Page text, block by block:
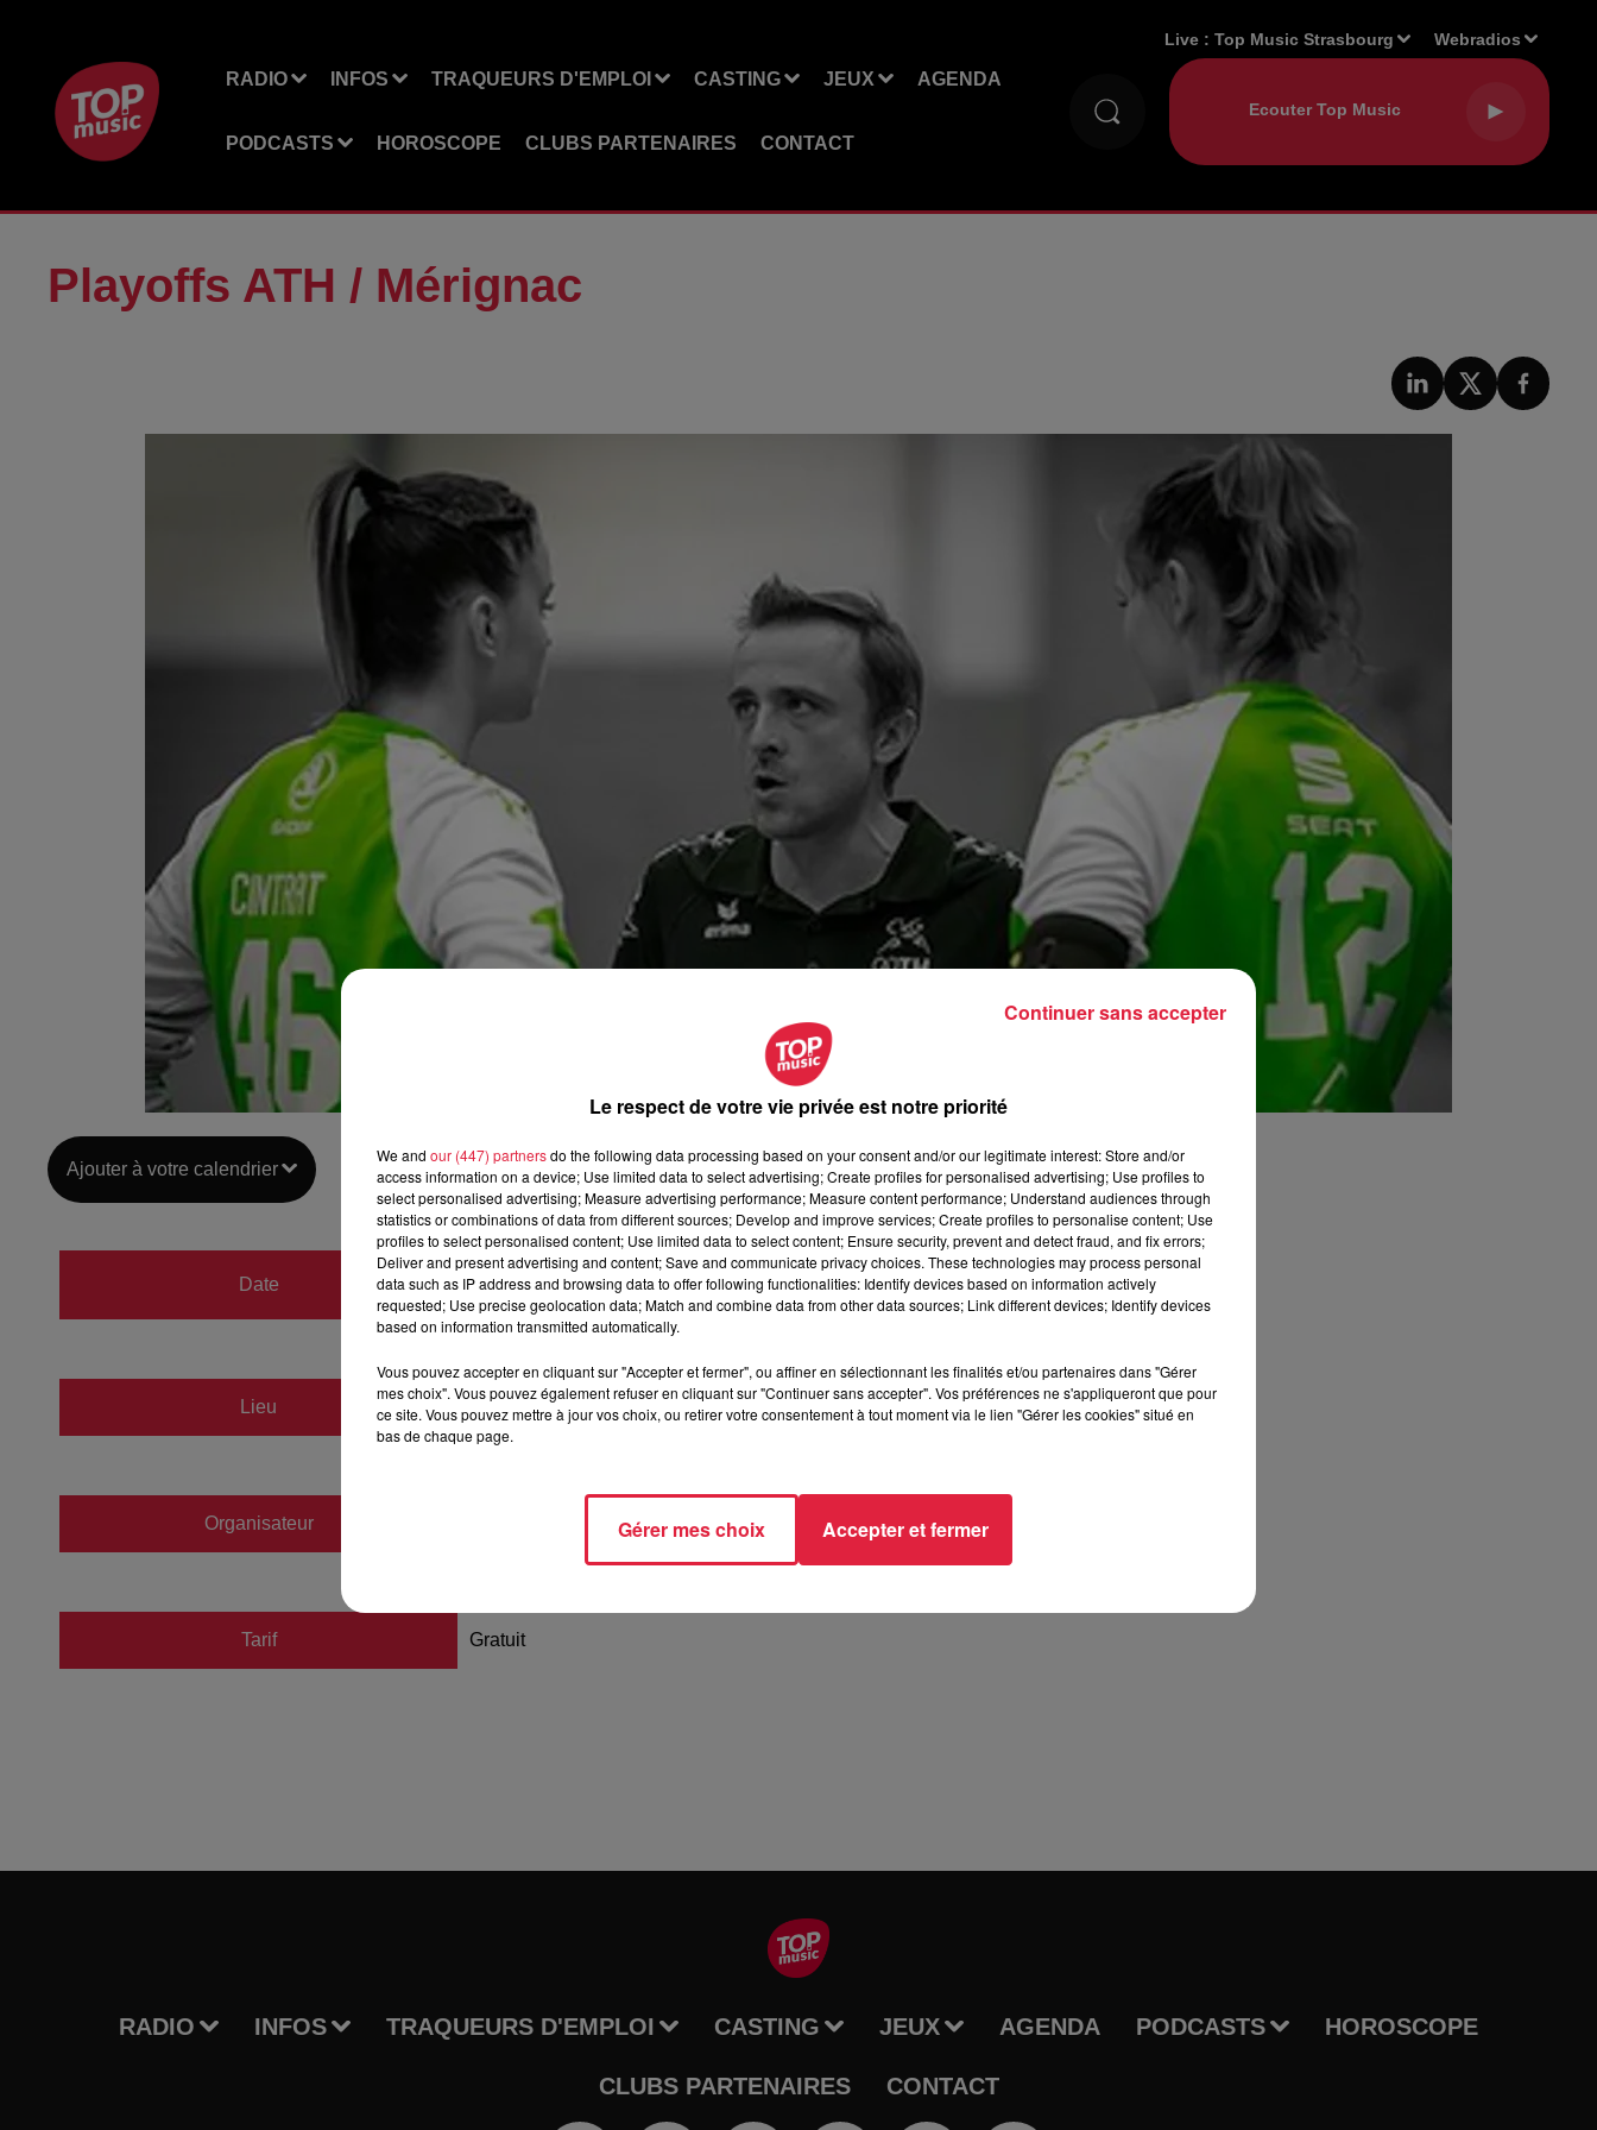
RADIO INFOS TRAQUEURS D'EMPLOI CASTING JEUX AGENDA
PODCASTS HOROSCOPE CLUBS PARTENAIRES CONTACT
Live :Top Music Strasbourg Webradios
Playoffs ATH / Mérignac
Ajouter à votre calendrier
Date
du27 avril 2019 à 0h00
au27 avril 2019 à 0h00
Lieu Centre Sportif TRUCHTERSHEIM (67)
Organisateur https://www.facebook.com/events/259351874958515/
Tarif Gratuit
RADIO INFOS TRAQUEURS D'EMPLOI CASTING JEUX AGENDA PODCASTS HOROSCOPE
CLUBS PARTENAIRES CONTACT
Le respect de votre vie privée est notre priorité
We and our (447) partnersdo the following data processing based on your consent and/or our legitimate interest: Store and/or
access information on a device; Use limited data to select advertising; Create profiles for personalised advertising; Use profiles to
select personalised advertising; Measure advertising performance; Measure content performance; Understand audiences through
statistics or combinations of data from different sources; Develop and improve services; Create profiles to personalise content; Use
profiles to select personalised content; Use limited data to select content; Ensure security, prevent and detect fraud, and fix errors;
Deliver and present advertising and content; Save and communicate privacy choices. These technologies may process personal
data such as IP address and browsing data to offer following functionalities: Identify devices based on information actively
requested; Use precise geolocation data; Match and combine data from other data sources; Link different devices; Identify devices
based on information transmitted automatically.
Vous pouvez accepter en cliquant sur "Accepter et fermer", ou affiner en sélectionnant les finalités et/ou partenaires dans "Gérer
mes choix". Vous pouvez également refuser en cliquant sur "Continuer sans accepter". Vos préférences ne s'appliqueront que pour
ce site. Vous pouvez mettre à jour vos choix, ou retirer votre consentement à tout moment via le lien "Gérer les cookies" situé en
bas de chaque page.
Gérer mes choix Accepter et fermer
Continuer sans accepter